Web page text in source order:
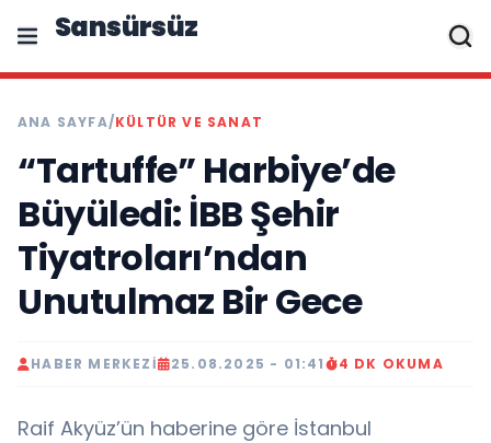
Sansürsüz
ANA SAYFA/KÜLTÜR VE SANAT
“Tartuffe” Harbiye’de
Büyüledi: İBB Şehir
Tiyatroları’ndan
Unutulmaz Bir Gece
HABER MERKEZI 25.08.2025 - 01:41 4 DK OKUMA
Raif Akyüz’ün haberine göre İstanbul